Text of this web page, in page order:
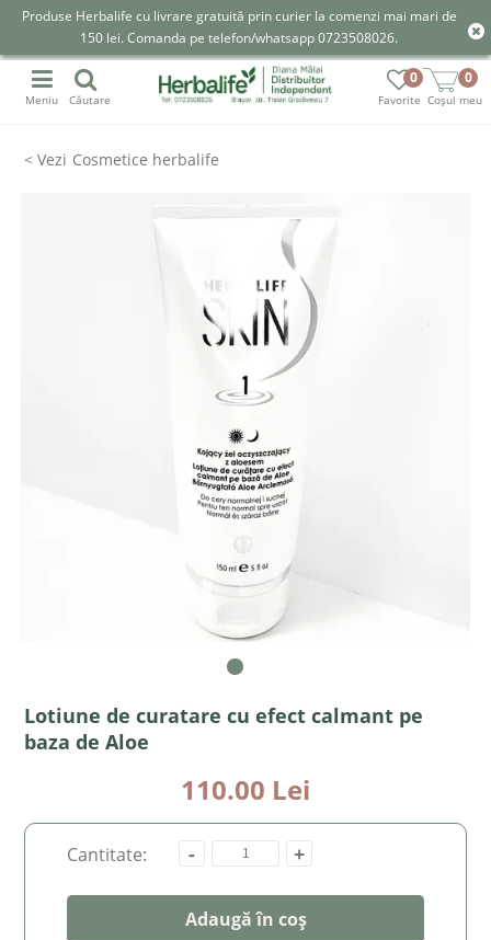
Produse Herbalife cu livrare gratuită prin curier la comenzi mai mari de
150 lei. Comanda pe telefon/whatsapp 0723508026.
Favorite
0
Coșul meu
0
Meniu Căutare
Cosmetice herbalife
Lotiune de curatare cu efect calmant pe
baza de Aloe
110.00 Lei
Cantitate: - +
Adaugă în coș